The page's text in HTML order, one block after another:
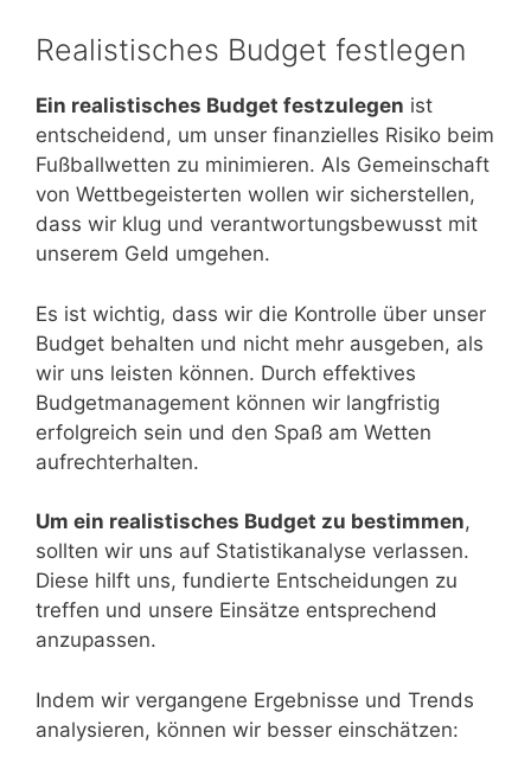
Realistisches Budget festlegen
Ein realistisches Budget festzulegen ist
entscheidend, um unser finanzielles Risiko beim
Fußballwetten zu minimieren. Als Gemeinschaft
von Wettbegeisterten wollen wir sicherstellen,
dass wir klug und verantwortungsbewusst mit
unserem Geld umgehen.
Es ist wichtig, dass wir die Kontrolle über unser
Budget behalten und nicht mehr ausgeben, als
wir uns leisten können. Durch effektives
Budgetmanagement können wir langfristig
erfolgreich sein und den Spaß am Wetten
aufrechterhalten.
Um ein realistisches Budget zu bestimmen,
sollten wir uns auf Statistikanalyse verlassen.
Diese hilft uns, fundierte Entscheidungen zu
treffen und unsere Einsätze entsprechend
anzupassen.
Indem wir vergangene Ergebnisse und Trends
analysieren, können wir besser einschätzen: